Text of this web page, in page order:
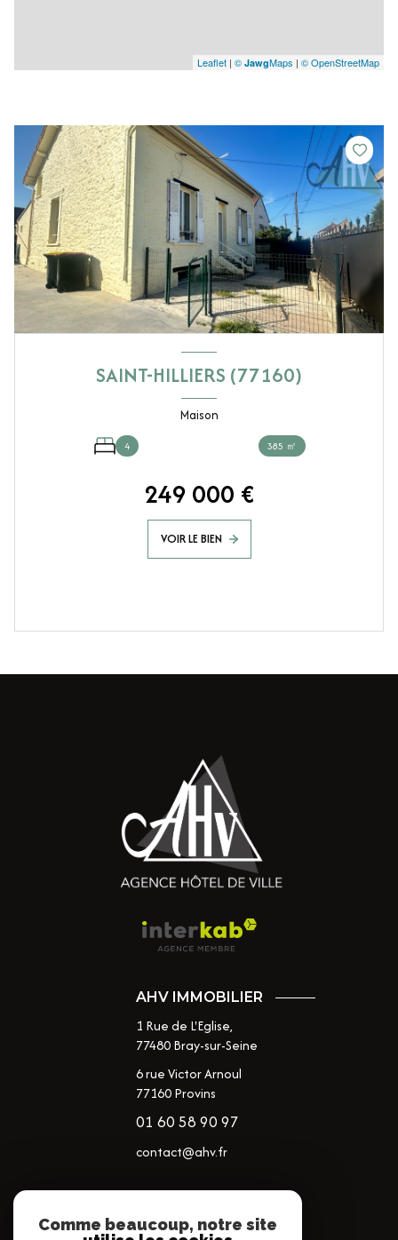
Leaflet | © JawgMaps | © OpenStreetMap
SAINT-HILLIERS (77160)
Maison
4 385 ㎡
249 000 €
VOIR LE BIEN
AHV IMMOBILIER
1 Rue de L'Eglise,
77480Bray-sur-Seine
6 rue Victor Arnoul
77160 Provins
01 60 58 90 97
contact@ahv.fr
NOS RÉSEAUX
Comme beaucoup, notre site